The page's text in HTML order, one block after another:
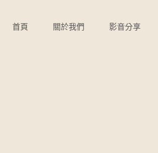
首頁 關於我們 影音分享